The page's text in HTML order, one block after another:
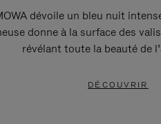
dévoile un bleu nuit
donne à la surface des
révélant toute la beauté de
DÉCOUVRIR